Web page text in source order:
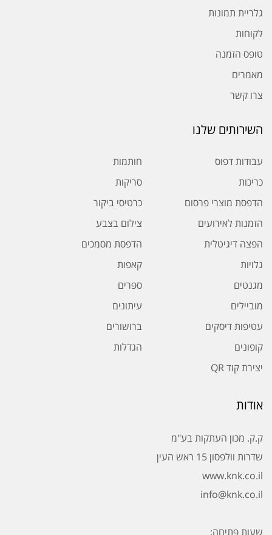
גלריית תמונות
לקוחות
טופס הזמנה
מאמרים
צרו קשר
השירותים שלנו
עבודות דפוס
חותמות
כריכות
סריקות
הדפסת מוצרי פרסום
כרטיסי ביקור
הזמנות לאירועים
צילום בצבע
הפצה דיגיטלית
הדפסת מסמכים
גלויות
קאפות
מגנטים
ספרים
מוביילים
עיתונים
עטיפות דיסקים
ברושורים
קופונים
הגדלות
יצירת קוד QR
אודות
ק.ק. מכון העתקות בע"מ
שדרות וולפסון 15 ראש העין
www.knk.co.il
info@knk.co.il
שעות פתיחה: